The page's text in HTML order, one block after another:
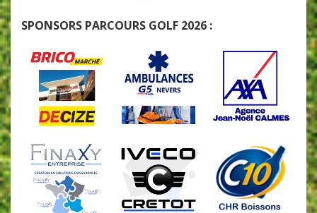
SPONSORS PARCOURS GOLF 2026 :